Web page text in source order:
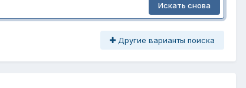
Искать снова
Другие варианты поиска